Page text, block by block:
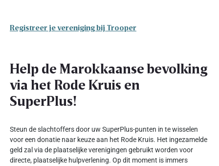
Registreer je vereniging bij Trooper
Help de Marokkaanse bevolking
via het Rode Kruis en
SuperPlus!
Steun de slachtoffers door uw SuperPlus-punten in te wisselen
voor een donatie naar keuze aan het Rode Kruis. Het ingezamelde
geld zal via de plaatselijke verenigingen gebruikt worden voor
directe, plaatselijke hulpverlening. Op dit moment is immers